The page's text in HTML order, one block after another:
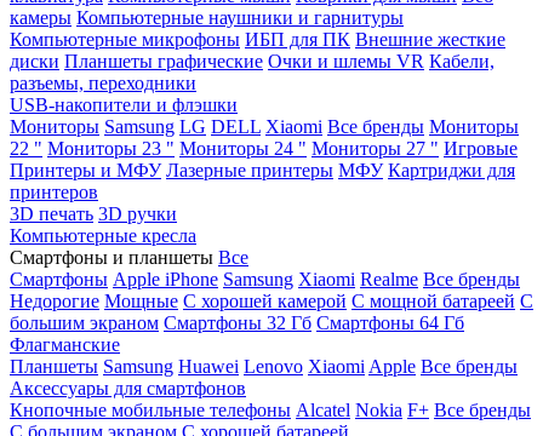
камеры Компьютерные наушники и гарнитуры
Компьютерные микрофоны ИБП для ПК Внешние жесткие
диски Планшеты графические Очки и шлемы VR Кабели,
разъемы, переходники
USB-накопители и флэшки
Мониторы Samsung LG DELL Xiaomi Все бренды Мониторы
22 " Мониторы 23 " Мониторы 24 " Мониторы 27 " Игровые
Принтеры и МФУ Лазерные принтеры МФУ Картриджи для
принтеров
3D печать 3D ручки
Компьютерные кресла
Смартфоны и планшеты Все
Смартфоны Apple iPhone Samsung Xiaomi Realme Все бренды
Недорогие Мощные С хорошей камерой С мощной батареей С
большим экраном Смартфоны 32 Гб Смартфоны 64 Гб
Флагманские
Планшеты Samsung Huawei Lenovo Xiaomi Apple Все бренды
Аксессуары для смартфонов
Кнопочные мобильные телефоны Alcatel Nokia F+ Все бренды
С большим экраном С хорошей батареей